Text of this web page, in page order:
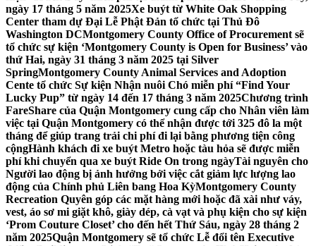
ngày 17 tháng 5 năm 2025Xe buýt từ White Oak Shopping
Center tham dự Đại Lễ Phật Đản tổ chức tại Thủ Đô
Washington DCMontgomery County Office of Procurement sẽ
tổ chức sự kiện ‘Montgomery County is Open for Business’ vào
thứ Hai, ngày 31 tháng 3 năm 2025 tại Silver
SpringMontgomery County Animal Services and Adoption
Cente tổ chức Sự kiện Nhận nuôi Chó miễn phí “Find Your
Lucky Pup” từ ngày 14 đến 17 tháng 3 năm 2025Chương trình
FareShare của Quận Montgomery cung cấp cho Nhân viên làm
việc tại Quận Montgomery có thể nhận được tới 325 đô la một
tháng để giúp trang trải chi phí đi lại bằng phương tiện công
cộngHành khách đi xe buýt Metro hoặc tàu hỏa sẽ được miễn
phí khi chuyển qua xe buýt Ride On trong ngàyTài nguyên cho
Người lao động bị ảnh hưởng bởi việc cắt giảm lực lượng lao
động của Chính phủ Liên bang Hoa KỳMontgomery County
Recreation Quyên góp các mặt hàng mới hoặc đã xài như váy,
vest, áo sơ mi giặt khô, giày dép, cà vạt và phụ kiện cho sự kiện
‘Prom Couture Closet’ cho đến hết Thứ Sáu, ngày 28 tháng 2
năm 2025Quận Montgomery sẽ tổ chức Lễ đổi tên Executive